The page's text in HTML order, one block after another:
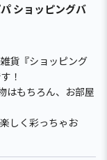
ショッピングバ
貨『ショッピング
！
はもちろん、お部屋
しく彩っちゃお